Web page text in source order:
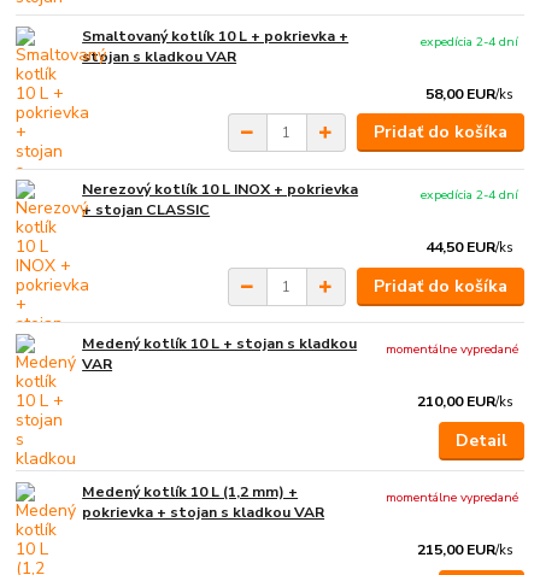
Smaltovaný kotlík 10 L + pokrievka +
stojan s kladkou VAR
58,00 EUR/ks
expedícia 2-4 dní
Pridať do košíka
Nerezový kotlík 10 L INOX + pokrievka
+ stojan CLASSIC
44,50 EUR/ks
expedícia 2-4 dní
Pridať do košíka
Medený kotlík 10 L + stojan s kladkou
VAR
210,00 EUR/ks
momentálne vypredané
Detail
Medený kotlík 10 L (1,2 mm) +
pokrievka + stojan s kladkou VAR
215,00 EUR/ks
momentálne vypredané